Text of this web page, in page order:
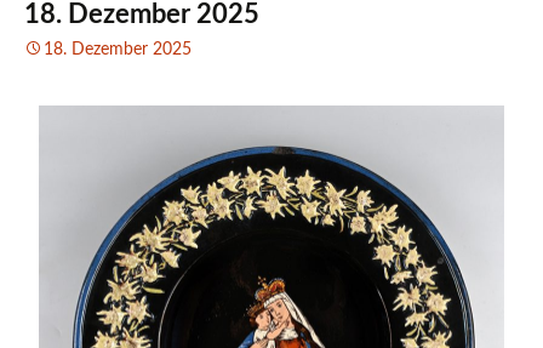
18. Dezember 2025
18. Dezember 2025